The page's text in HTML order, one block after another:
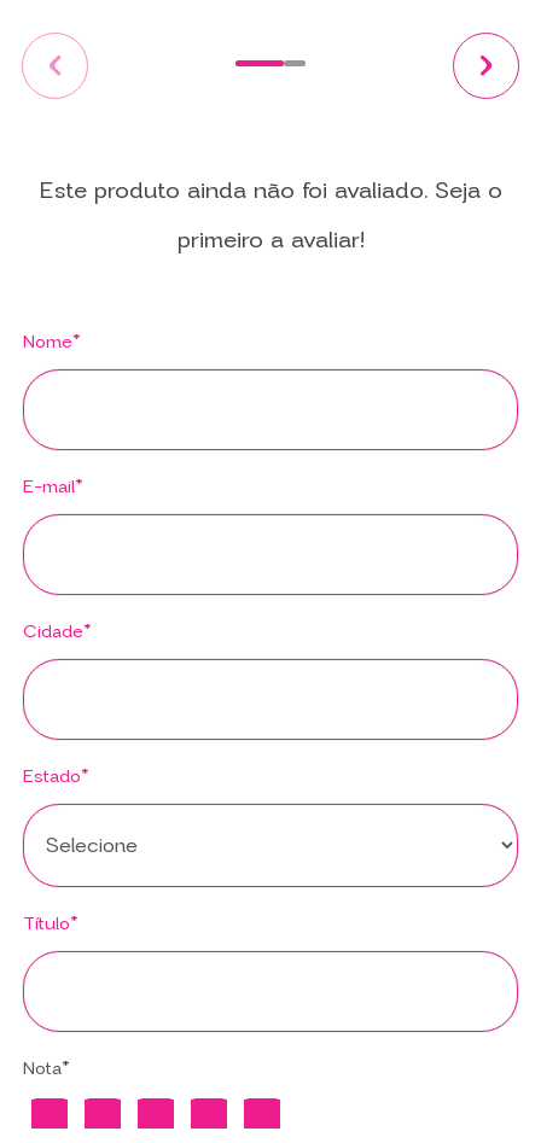
Este produto ainda não foi avaliado. Seja o
primeiro a avaliar!
Nome*
E-mail*
Cidade*
Estado*
Título*
Nota*